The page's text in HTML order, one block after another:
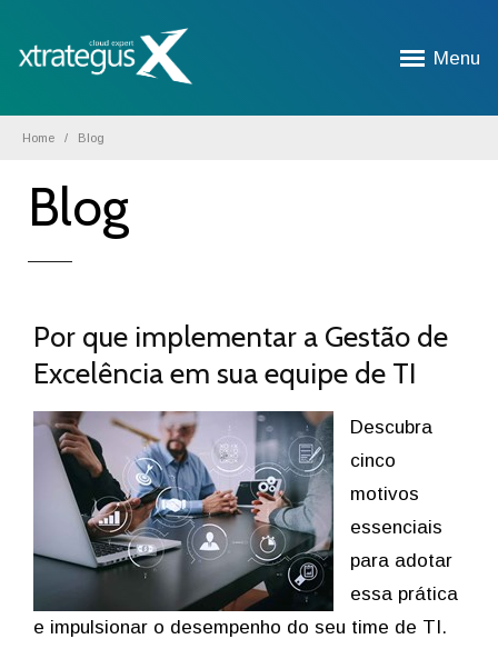
Menu
Home Blog
Blog
Por que implementar a Gestão de
Excelência em sua equipe de TI
Descubra
cinco
motivos
essenciais
para adotar
essa prática
e impulsionar o desempenho do seu time de TI.